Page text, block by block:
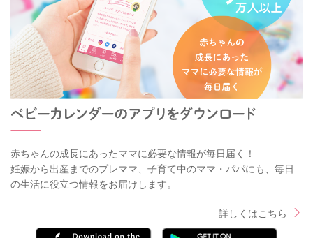
赤ちゃんの成長にあったママに必要な情報が毎日届く！
妊娠から出産までのプレママ、子育て中のママ・パパにも、毎日
の生活に役立つ情報をお届けします。
詳しくはこちら